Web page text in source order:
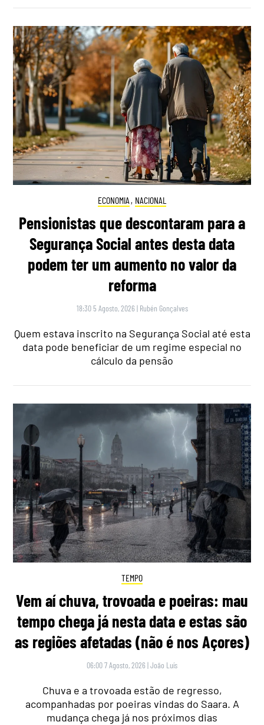
ECONOMIA , NACIONAL
Pensionistas que descontaram para a
Segurança Social antes desta data
podem ter um aumento no valor da
reforma
18:30 5 Agosto, 2026 | Rubén Gonçalves
Quem estava inscrito na Segurança Social até esta
data pode beneficiar de um regime especial no
cálculo da pensão
TEMPO
Vem aí chuva, trovoada e poeiras: mau
tempo chega já nesta data e estas são
as regiões afetadas (não é nos Açores)
06:00 7 Agosto, 2026 |João Luís
Chuva e a trovoada estão de regresso,
acompanhadas por poeiras vindas do Saara. A
mudança chega já nos próximos dias